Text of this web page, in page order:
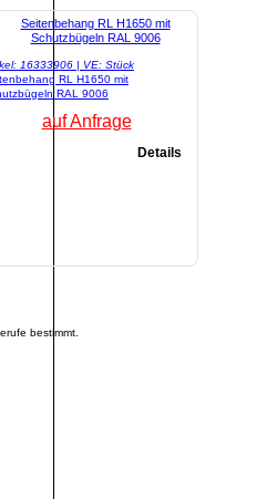
16333906 | VE: Stück
RL H1650 mit
RAL 9006
auf Anfrage
Details
bestimmt.